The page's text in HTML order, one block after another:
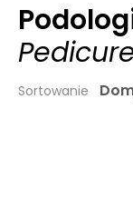
Sortowanie